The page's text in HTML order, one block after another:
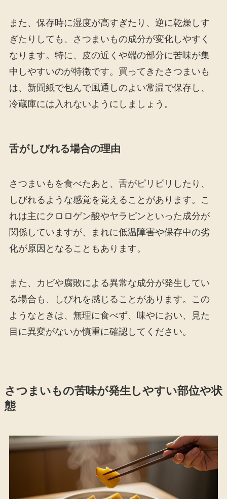
また、保存時に湿度が高すぎたり、逆に乾燥しす
ぎたりしても、さつまいもの成分が変化しやすく
なります。特に、皮の近くや端の部分に苦味が集
中しやすいのが特徴です。買ってきたさつまいも
は、新聞紙で包んで風通しのよい常温で保存し、
冷蔵庫には入れないようにしましょう。
舌がしびれる場合の理由
さつまいもを食べたあと、舌がピリピリしたり、
しびれるような感覚を覚えることがあります。こ
れは主にクロロゲン酸やヤラピンといった成分が
関係していますが、まれに低温障害や保存中の劣
化が原因となることもあります。
また、カビや腐敗による異常な成分が発生してい
る場合も、しびれを感じることがあります。この
ようなときは、無理に食べず、味やにおい、見た
目に異変がないか慎重に確認してください。
さつまいもの苦味が発生しやすい部位や状
態